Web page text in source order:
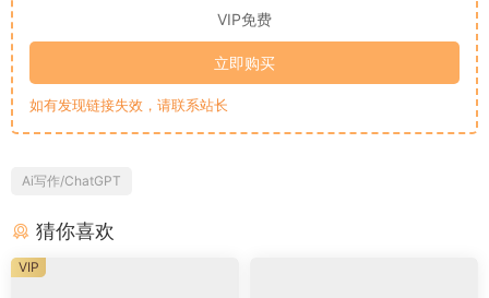
VIP免费
立即购买
如有发现链接失效，请联系站长
Ai写作/ChatGPT
猜你喜欢
VIP